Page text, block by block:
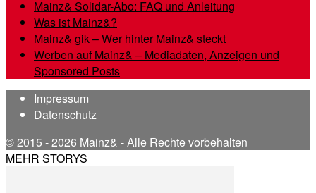
Mainz& Solidar-Abo: FAQ und Anleitung
Was ist Mainz&?
Mainz& gik – Wer hinter Mainz& steckt
Werben auf Mainz& – Mediadaten, Anzeigen und
Sponsored Posts
Impressum
Datenschutz
© 2015 - 2026 Mainz& - Alle Rechte vorbehalten
MEHR STORYS